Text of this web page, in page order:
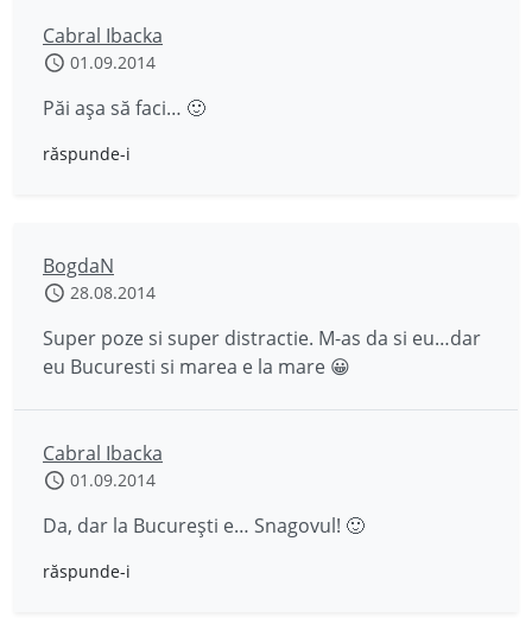
Cabral Ibacka
01.09.2014
Păi așa să faci… 🙂
răspunde-i
BogdaN
28.08.2014
Super poze si super distractie. M-as da si eu…dar
eu Bucuresti si marea e la mare 😀
Cabral Ibacka
01.09.2014
Da, dar la București e… Snagovul! 🙂
răspunde-i